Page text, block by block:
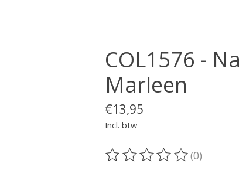
COL1576 -
Marleen
€13,95
Incl. btw
De beoordeling van dit
(0)